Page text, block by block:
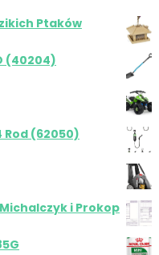
Ptaków
(40204)
Rod (62050)
i Prokop